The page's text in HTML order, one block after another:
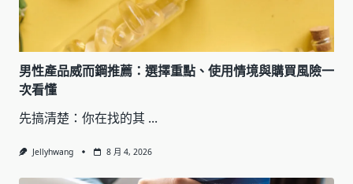
男性產品威而鋼推薦：選擇重點、使用情境與購買風險一
次看懂
先搞清楚：你在找的其 ...
Jellyhwang 8 月 4, 2026